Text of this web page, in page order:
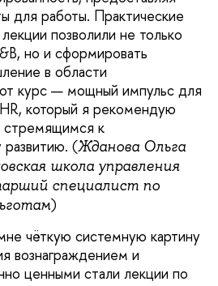
для работы. Практические
позволили не только
но и сформировать
в области
курс — мощный импульс для
который я рекомендую
стремящимся к
(Жданова Ольга
школа управления
специалист по
)
чёткую системную картину
вознаграждением и
ценными стали лекции по